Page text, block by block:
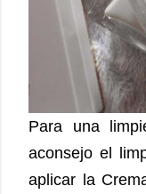
Para una
aconsejo el
aplicar la